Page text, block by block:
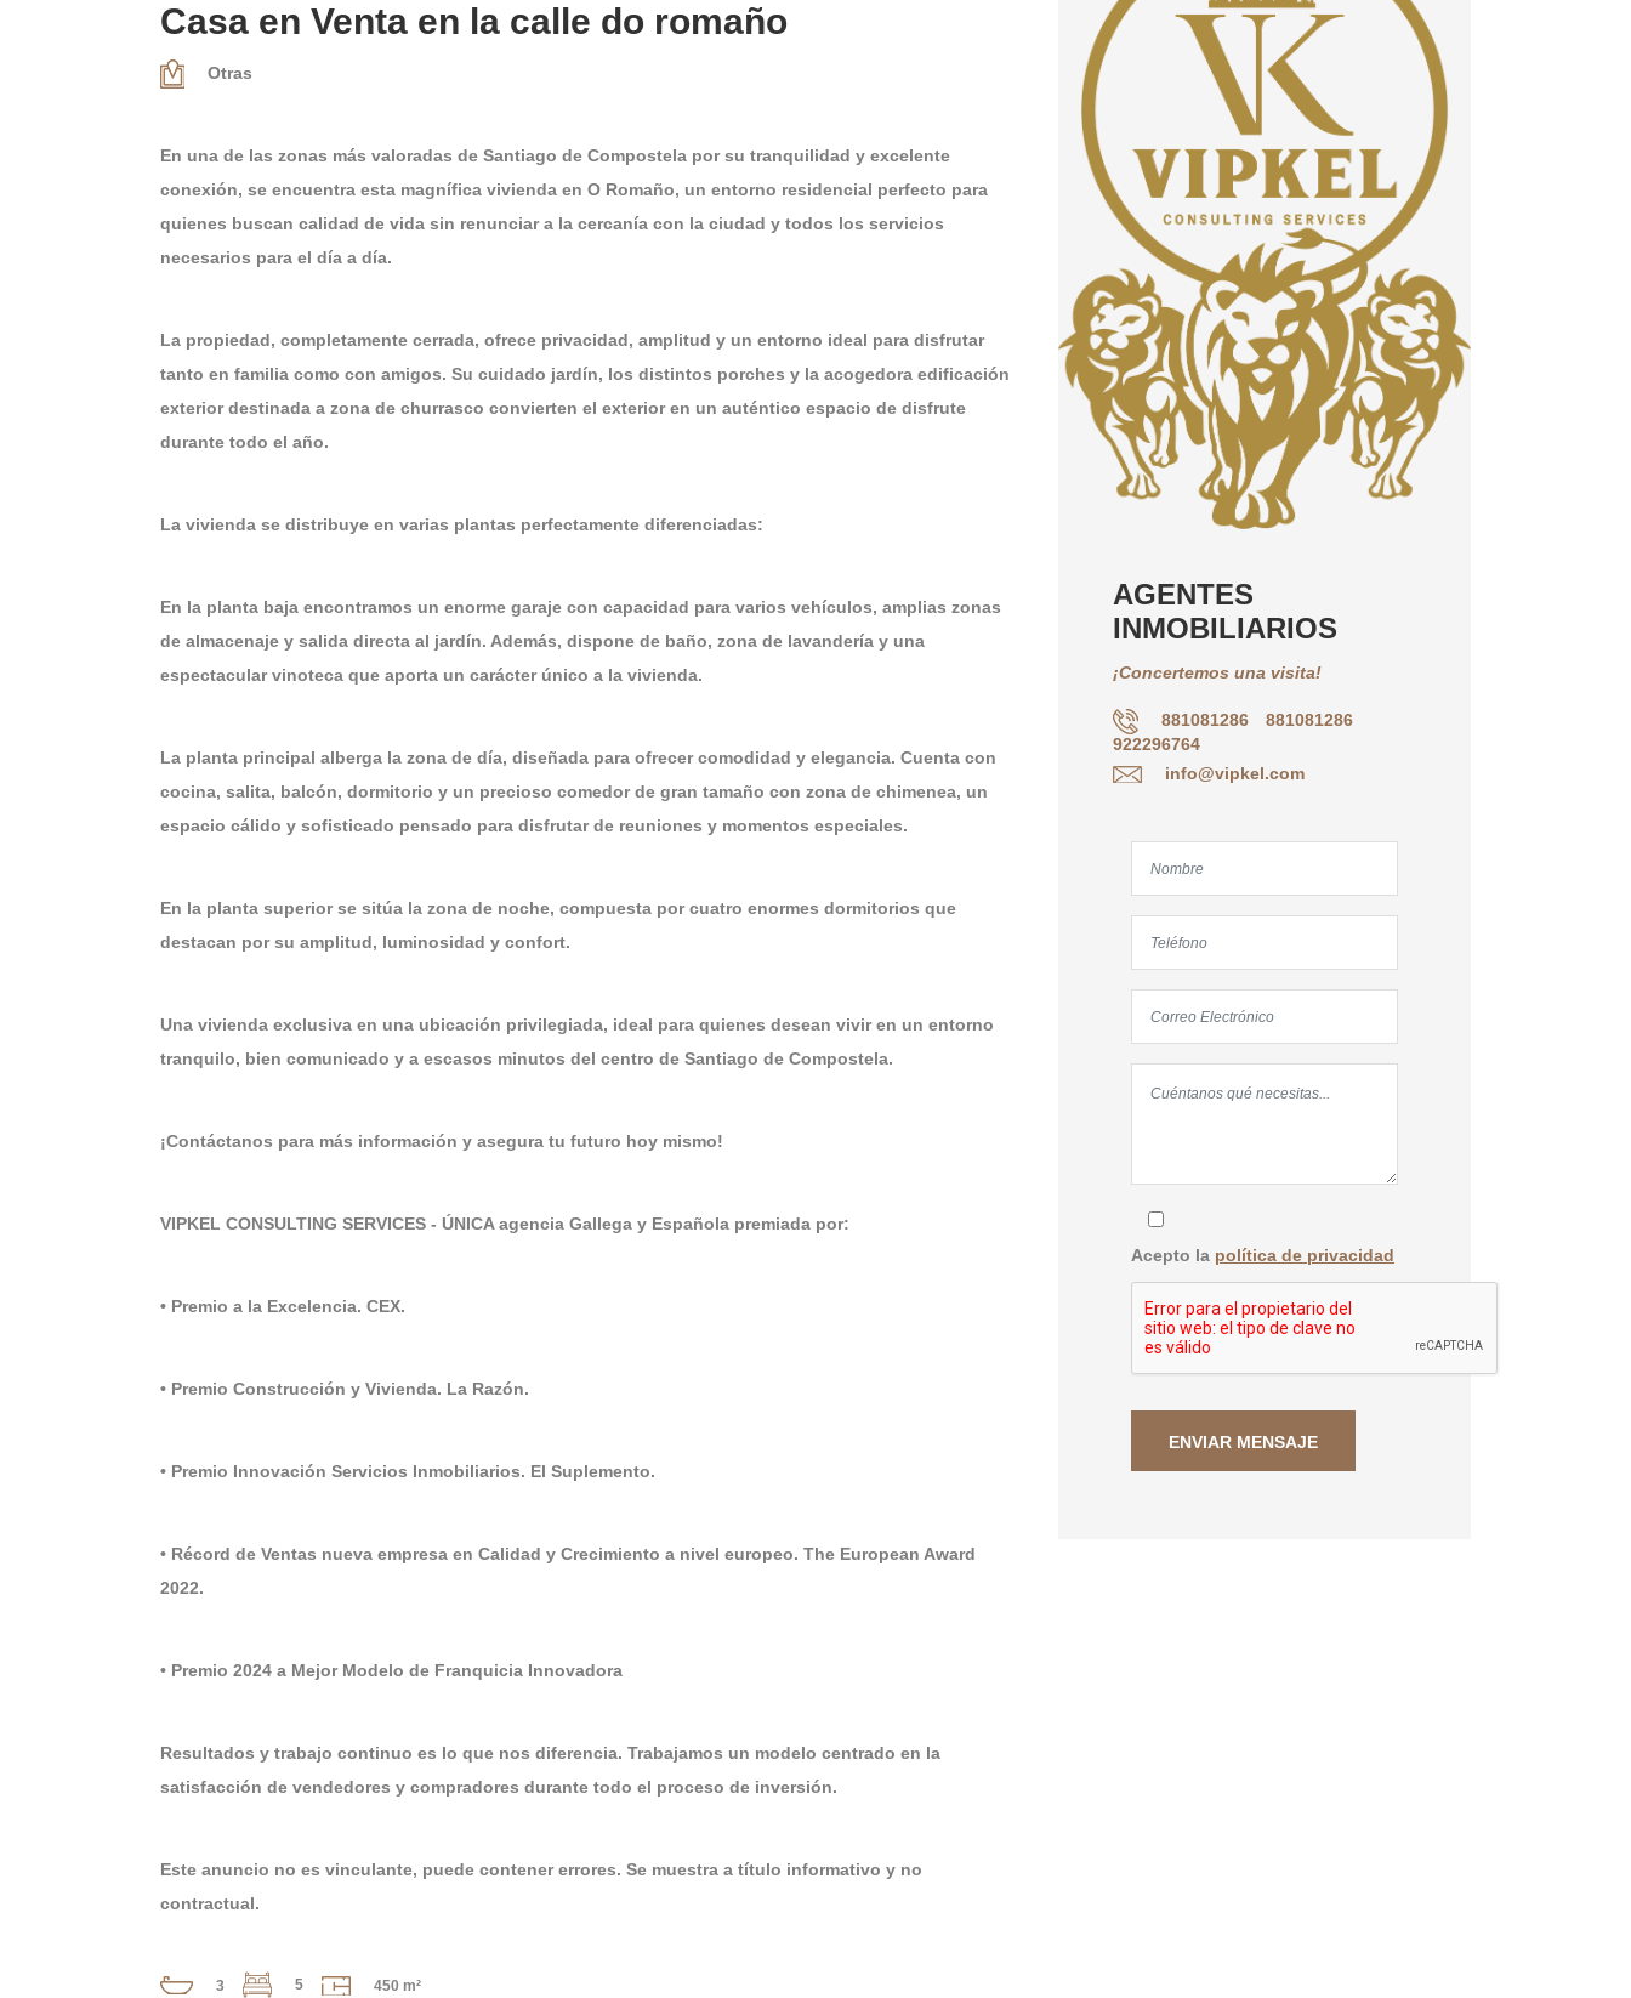
Casa en Venta en la calle do romaño
Otras
En una de las zonas más valoradas de Santiago de Compostela por su tranquilidad y excelente
conexión, se encuentra esta magnífica vivienda en O Romaño, un entorno residencial perfecto para
quienes buscan calidad de vida sin renunciar a la cercanía con la ciudad y todos los servicios
necesarios para el día a día.
La propiedad, completamente cerrada, ofrece privacidad, amplitud y un entorno ideal para disfrutar
tanto en familia como con amigos. Su cuidado jardín, los distintos porches y la acogedora edificación
exterior destinada a zona de churrasco convierten el exterior en un auténtico espacio de disfrute
durante todo el año.
La vivienda se distribuye en varias plantas perfectamente diferenciadas:
En la planta baja encontramos un enorme garaje con capacidad para varios vehículos, amplias zonas
de almacenaje y salida directa al jardín. Además, dispone de baño, zona de lavandería y una
espectacular vinoteca que aporta un carácter único a la vivienda.
La planta principal alberga la zona de día, diseñada para ofrecer comodidad y elegancia. Cuenta con
cocina, salita, balcón, dormitorio y un precioso comedor de gran tamaño con zona de chimenea, un
espacio cálido y sofisticado pensado para disfrutar de reuniones y momentos especiales.
En la planta superior se sitúa la zona de noche, compuesta por cuatro enormes dormitorios que
destacan por su amplitud, luminosidad y confort.
Una vivienda exclusiva en una ubicación privilegiada, ideal para quienes desean vivir en un entorno
tranquilo, bien comunicado y a escasos minutos del centro de Santiago de Compostela.
¡Contáctanos para más información y asegura tu futuro hoy mismo!
VIPKEL CONSULTING SERVICES - ÚNICA agencia Gallega y Española premiada por:
• Premio a la Excelencia. CEX.
• Premio Construcción y Vivienda. La Razón.
• Premio Innovación Servicios Inmobiliarios. El Suplemento.
• Récord de Ventas nueva empresa en Calidad y Crecimiento a nivel europeo. The European Award
2022.
• Premio 2024 a Mejor Modelo de Franquicia Innovadora
Resultados y trabajo continuo es lo que nos diferencia. Trabajamos un modelo centrado en la
satisfacción de vendedores y compradores durante todo el proceso de inversión.
Este anuncio no es vinculante, puede contener errores. Se muestra a título informativo y no
contractual.
3 5 450 m²
AGENTES
INMOBILIARIOS
¡Concertemos una visita!
881081286
881081286
922296764
info@vipkel.com
Acepto la política de privacidad